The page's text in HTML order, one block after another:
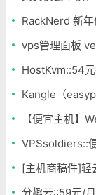
RackNerd 新
vps管理面板
HostKvm::54
Kangle（
VPSsoldiers::
[主机商稿件]轻